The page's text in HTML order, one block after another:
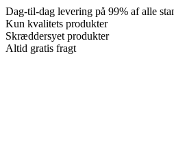
Dag-til-dag levering på 99% af alle
Kun kvalitets produkter
Skræddersyet produkter
Altid gratis fragt